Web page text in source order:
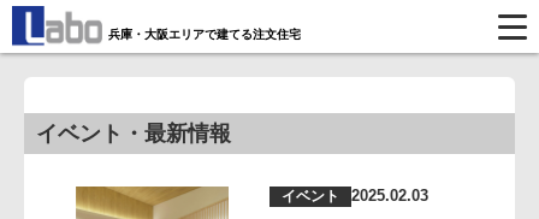
兵庫・大阪エリアで建てる注文住宅
イベント・最新情報
イベント
2025.02.03